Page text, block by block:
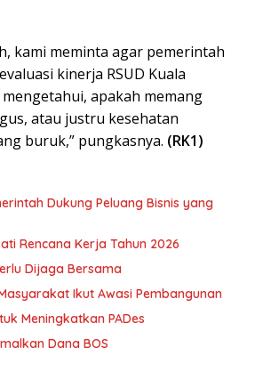
kami meminta agar pemerintah
kinerja RSUD Kuala
apakah memang
atau justru kesehatan
buruk,” pungkasnya. (RK1)
Dukung Peluang Bisnis yang
Rencana Kerja Tahun 2026
Dijaga Bersama
Ikut Awasi Pembangunan
Meningkatkan PADes
Dana BOS